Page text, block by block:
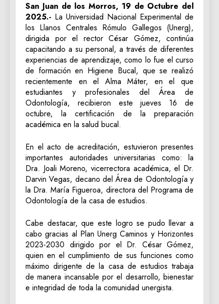
San Juan de los Morros, 19 de Octubre del
2025.- La Universidad Nacional Experimental de
los Llanos Centrales Rómulo Gallegos (Unerg),
dirigida por el rector César Gómez, continúa
capacitando a su personal, a través de diferentes
experiencias de aprendizaje, como lo fue el curso
de formación en Higiene Bucal, que se realizó
recientemente en el Alma Máter, en el que
estudiantes y profesionales del Área de
Odontología, recibieron este jueves 16 de
octubre, la certificación de la preparación
académica en la salud bucal.
En el acto de acreditación, estuvieron presentes
importantes autoridades universitarias como: la
Dra. Joali Moreno, vicerrectora académica, el Dr.
Darvin Vegas, decano del Área de Odontología y
la Dra. María Figueroa, directora del Programa de
Odontología de la casa de estudios.
Cabe destacar, que este logro se pudo llevar a
cabo gracias al Plan Unerg Caminos y Horizontes
2023-2030 dirigido por el Dr. César Gómez,
quien en el cumplimiento de sus funciones como
máximo dirigente de la casa de estudios trabaja
de manera incansable por el desarrollo, bienestar
e integridad de toda la comunidad unergista.